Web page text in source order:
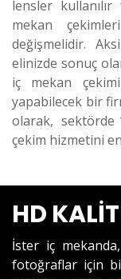
lensler
mekan
değişmelidir.
elinizde sonuç
iç mekan
yapabilecek bir
olarak, sektörde
çekim hizmetini
HD
İster iç
fotoğraflar için